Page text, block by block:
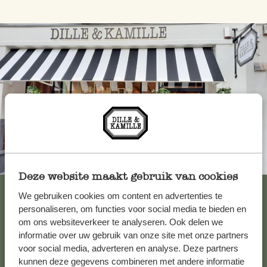
Deze website maakt gebruik van cookies
We gebruiken cookies om content en advertenties te
personaliseren, om functies voor social media te bieden en
om ons websiteverkeer te analyseren. Ook delen we
informatie over uw gebruik van onze site met onze partners
voor social media, adverteren en analyse. Deze partners
kunnen deze gegevens combineren met andere informatie
Service clientèle